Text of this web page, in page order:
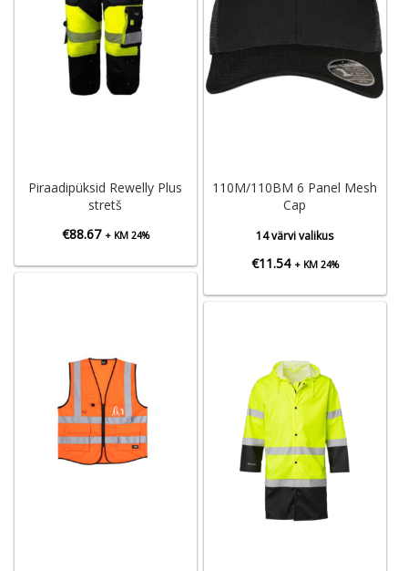
Piraadipüksid Rewelly Plus
stretš
€88.67 + KM 24%
110M/110BM 6 Panel Mesh
Cap
14 värvi valikus
€11.54 + KM 24%